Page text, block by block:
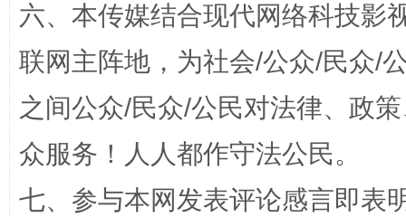
“蜀中异人”王建安的艺术幻境
六、本传媒结合现代网络科技影
联网主阵地，为社会/公众/民众/
之间公众/民众/公民对法律、政
众服务！人人都作守法公民。
七、参与本网发表评论感言即表